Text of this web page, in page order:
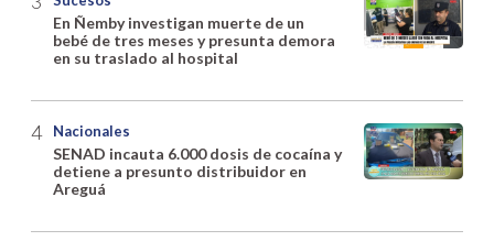
En Ñemby investigan muerte de un
bebé de tres meses y presunta demora
en su traslado al hospital
Nacionales
SENAD incauta 6.000 dosis de cocaína y
detiene a presunto distribuidor en
Areguá